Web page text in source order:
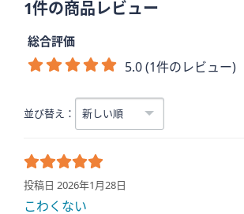
1件の商品レビュー
総合評価
5.0 (1件のレビュー)
並び替え：
投稿日 2026年1月28日
こわくない